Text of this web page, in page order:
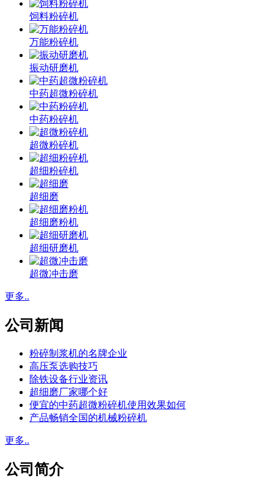
饲料粉碎机
万能粉碎机
振动研磨机
中药超微粉碎机
中药粉碎机
超微粉碎机
超细粉碎机
超细磨
超细磨粉机
超细研磨机
超微冲击磨
更多..
公司新闻
粉碎制浆机的名牌企业
高压泵选购技巧
除铁设备行业资讯
超细磨厂家哪个好
便宜的中药超微粉碎机使用效果如何
产品畅销全国的机械粉碎机
更多..
公司简介